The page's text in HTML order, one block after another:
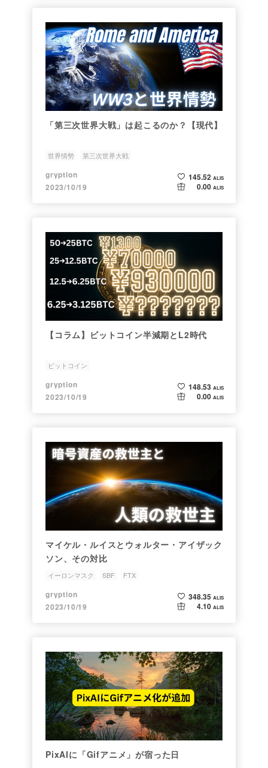
「第三次世界大戦」は起こるのか？【現代】
世界情勢 第三次世界大戦
gryption
2023/10/19
145.52 ALIS
0.00 ALIS
【コラム】ビットコイン半減期とL2時代
ビットコイン
gryption
2023/10/19
148.53 ALIS
0.00 ALIS
マイケル・ルイスとウォルター・アイザック
ソン、その対比
イーロンマスク SBF FTX
gryption
2023/10/19
348.35 ALIS
4.10 ALIS
PixAIに「Gifアニメ」が宿った日